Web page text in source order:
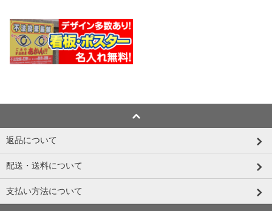
返品について
配送・送料について
支払い方法について